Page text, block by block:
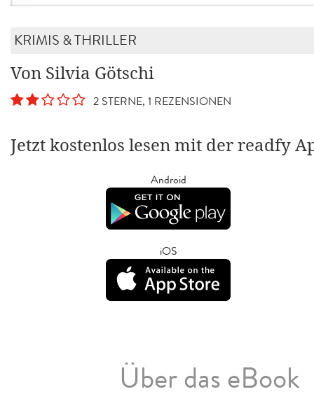
KRIMIS & THRILLER
Von Silvia Götschi
2 STERNE, 1 REZENSIONEN
Jetzt kostenlos lesen mit der readfy
Android
iOS
Über das eBook